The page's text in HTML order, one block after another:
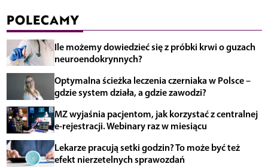
POLECAMY
Ile możemy dowiedzieć się z próbki krwi o guzach
neuroendokrynnych?
Optymalna ścieżka leczenia czerniaka w Polsce –
gdzie system działa, a gdzie zawodzi?
MZ wyjaśnia pacjentom, jak korzystać z centralnej
e-rejestracji. Webinary raz w miesiącu
Lekarze pracują setki godzin? To może być też
efekt nierzetelnych sprawozdań